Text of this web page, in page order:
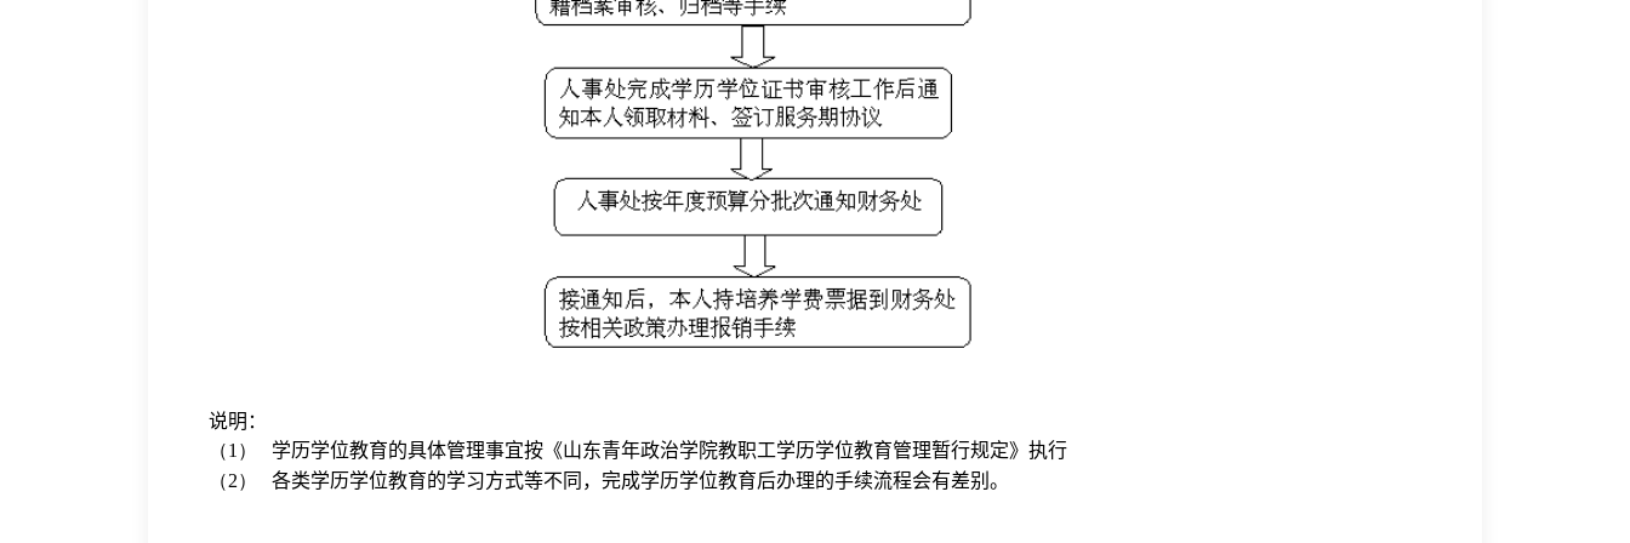
说明：
（1）
学历学位教育的具体管理事宜按《山东青年政治学院教职工学历学位教育管理暂行规定》执行
（2）
各类学历学位教育的学习方式等不同，完成学历学位教育后办理的手续流程会有差别。